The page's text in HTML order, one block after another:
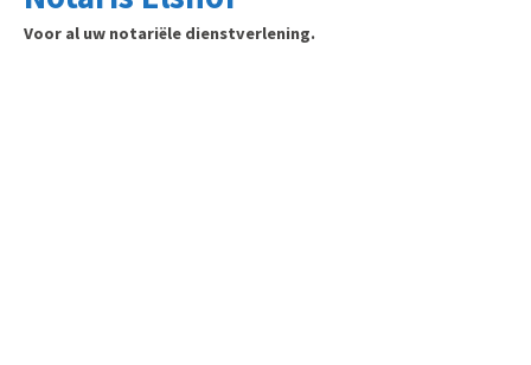
Voor al uw notariële dienstverlening.